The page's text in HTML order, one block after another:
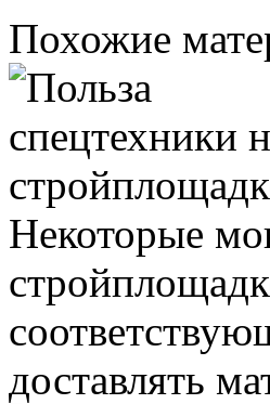
Похожие
Некоторые
доставлять